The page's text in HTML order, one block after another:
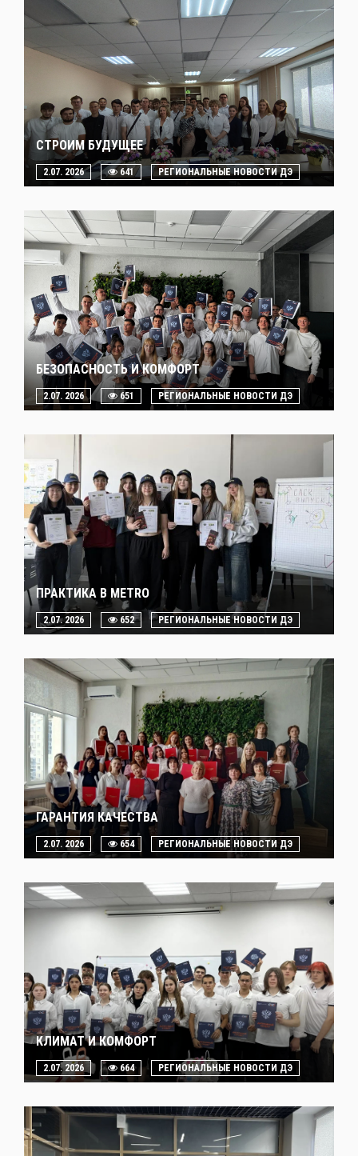
СТРОИМ БУДУЩЕЕ
2.07. 2026 641 РЕГИОНАЛЬНЫЕ НОВОСТИ ДЭ
БЕЗОПАСНОСТЬ И КОМФОРТ
2.07. 2026 651 РЕГИОНАЛЬНЫЕ НОВОСТИ ДЭ
ПРАКТИКА В METRO
2.07. 2026 652 РЕГИОНАЛЬНЫЕ НОВОСТИ ДЭ
ГАРАНТИЯ КАЧЕСТВА
2.07. 2026 654 РЕГИОНАЛЬНЫЕ НОВОСТИ ДЭ
КЛИМАТ И КОМФОРТ
2.07. 2026 664 РЕГИОНАЛЬНЫЕ НОВОСТИ ДЭ